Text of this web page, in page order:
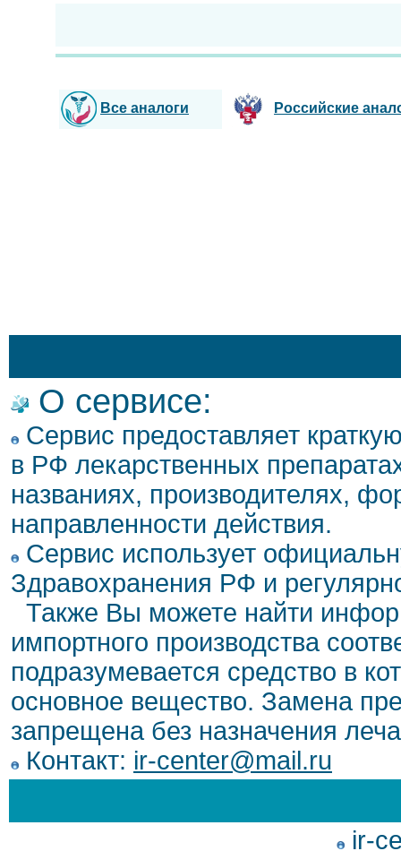
Все аналоги Российские
О сервисе:
Сервис предоставляет
в РФ лекарственных
названиях, производителях,
направленности действия.
Сервис использует
Здравохранения РФ и
Также Вы можете найти
импортного производства
подразумевается средство в
основное вещество. Замена
запрещена без назначения
Контакт: ir-center@mail.ru
ir-